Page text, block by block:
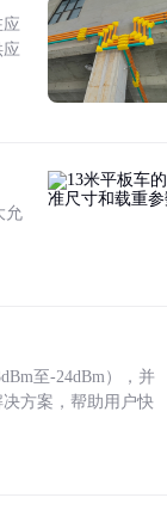
允
至-24dBm），并
方案，帮助用户快